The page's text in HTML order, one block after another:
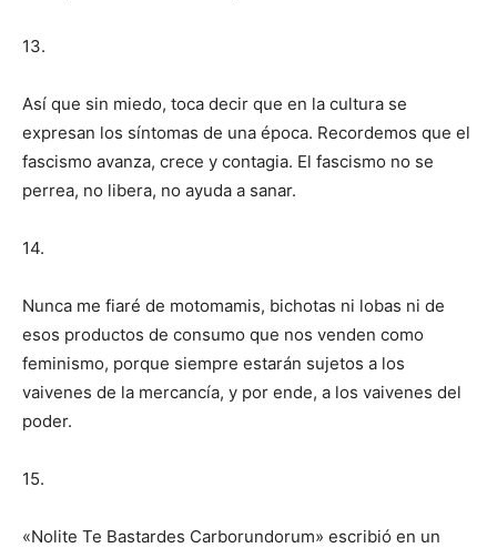
13.
Así que sin miedo, toca decir que en la cultura se
expresan los síntomas de una época. Recordemos que el
fascismo avanza, crece y contagia. El fascismo no se
perrea, no libera, no ayuda a sanar.
14.
Nunca me fiaré de motomamis, bichotas ni lobas ni de
esos productos de consumo que nos venden como
feminismo, porque siempre estarán sujetos a los
vaivenes de la mercancía, y por ende, a los vaivenes del
poder.
15.
«Nolite Te Bastardes Carborundorum» escribió en un